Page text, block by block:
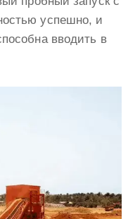
успешно, и
вводить в